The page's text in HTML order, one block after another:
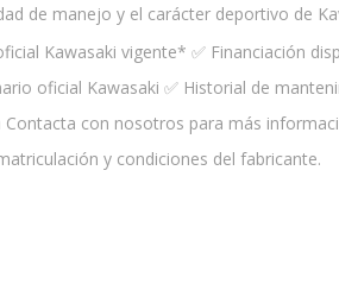
de manejo y el carácter deportivo de
Kawasaki vigente* ✅ Financiación
oficial Kawasaki ✅ Historial de
Contacta con nosotros para más
y condiciones del fabricante.